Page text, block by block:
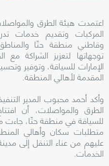
اعتمدت هيئة الطرق
المركبات وتقديم خدمات
وقاطني منطقة حتّا
توجهاتها لتعزيز الشراكة
الإمارات للسياقة، وتوفير
المقدمة لأهالي المنطقة.
وأكد أحمد محبوب المدير
الطرق والمواصلات، أن
للسياقة في منطقة حتّا،
متطلبات سكان وأهالي
عليهم من عناء التنقل إلى
الخدمات.